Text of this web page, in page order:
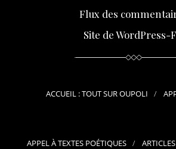
Flux des
Site de WordPress-
ACCUEIL : TOUT SUR OUPOLI
APPEL À TEXTES POÉTIQUES ARTICLES